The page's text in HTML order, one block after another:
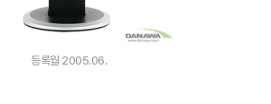
등록월 2005.06.